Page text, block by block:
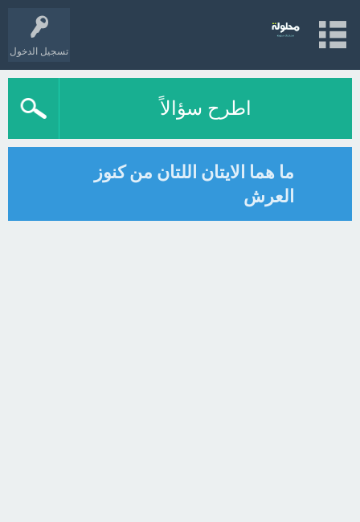
تسجيل الدخول
اطرح سؤالاً
ما هما الايتان اللتان من كنوز
العرش